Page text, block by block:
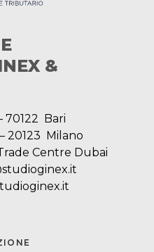
&
70122 Bari
20123 Milano
Centre Dubai